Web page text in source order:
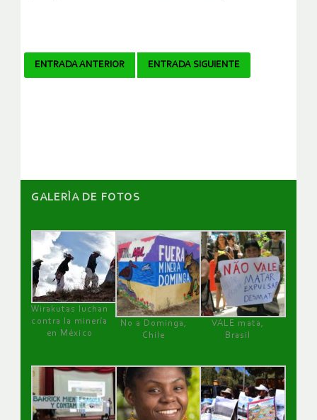
Navegador
ENTRADA ANTERIOR ENTRADA SIGUIENTE
GALERÌA DE FOTOS
Wirakutas luchan
contra la minería
en México
No a Dominga,
Chile
VALE mata,
Brasil